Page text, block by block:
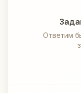
Ответим